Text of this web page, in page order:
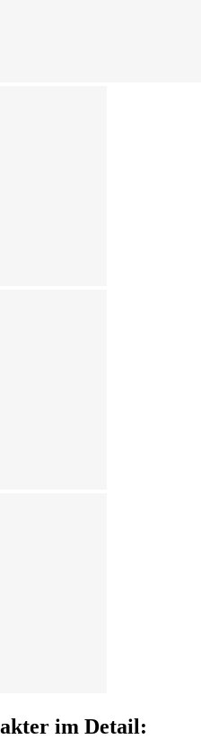
im Detail: